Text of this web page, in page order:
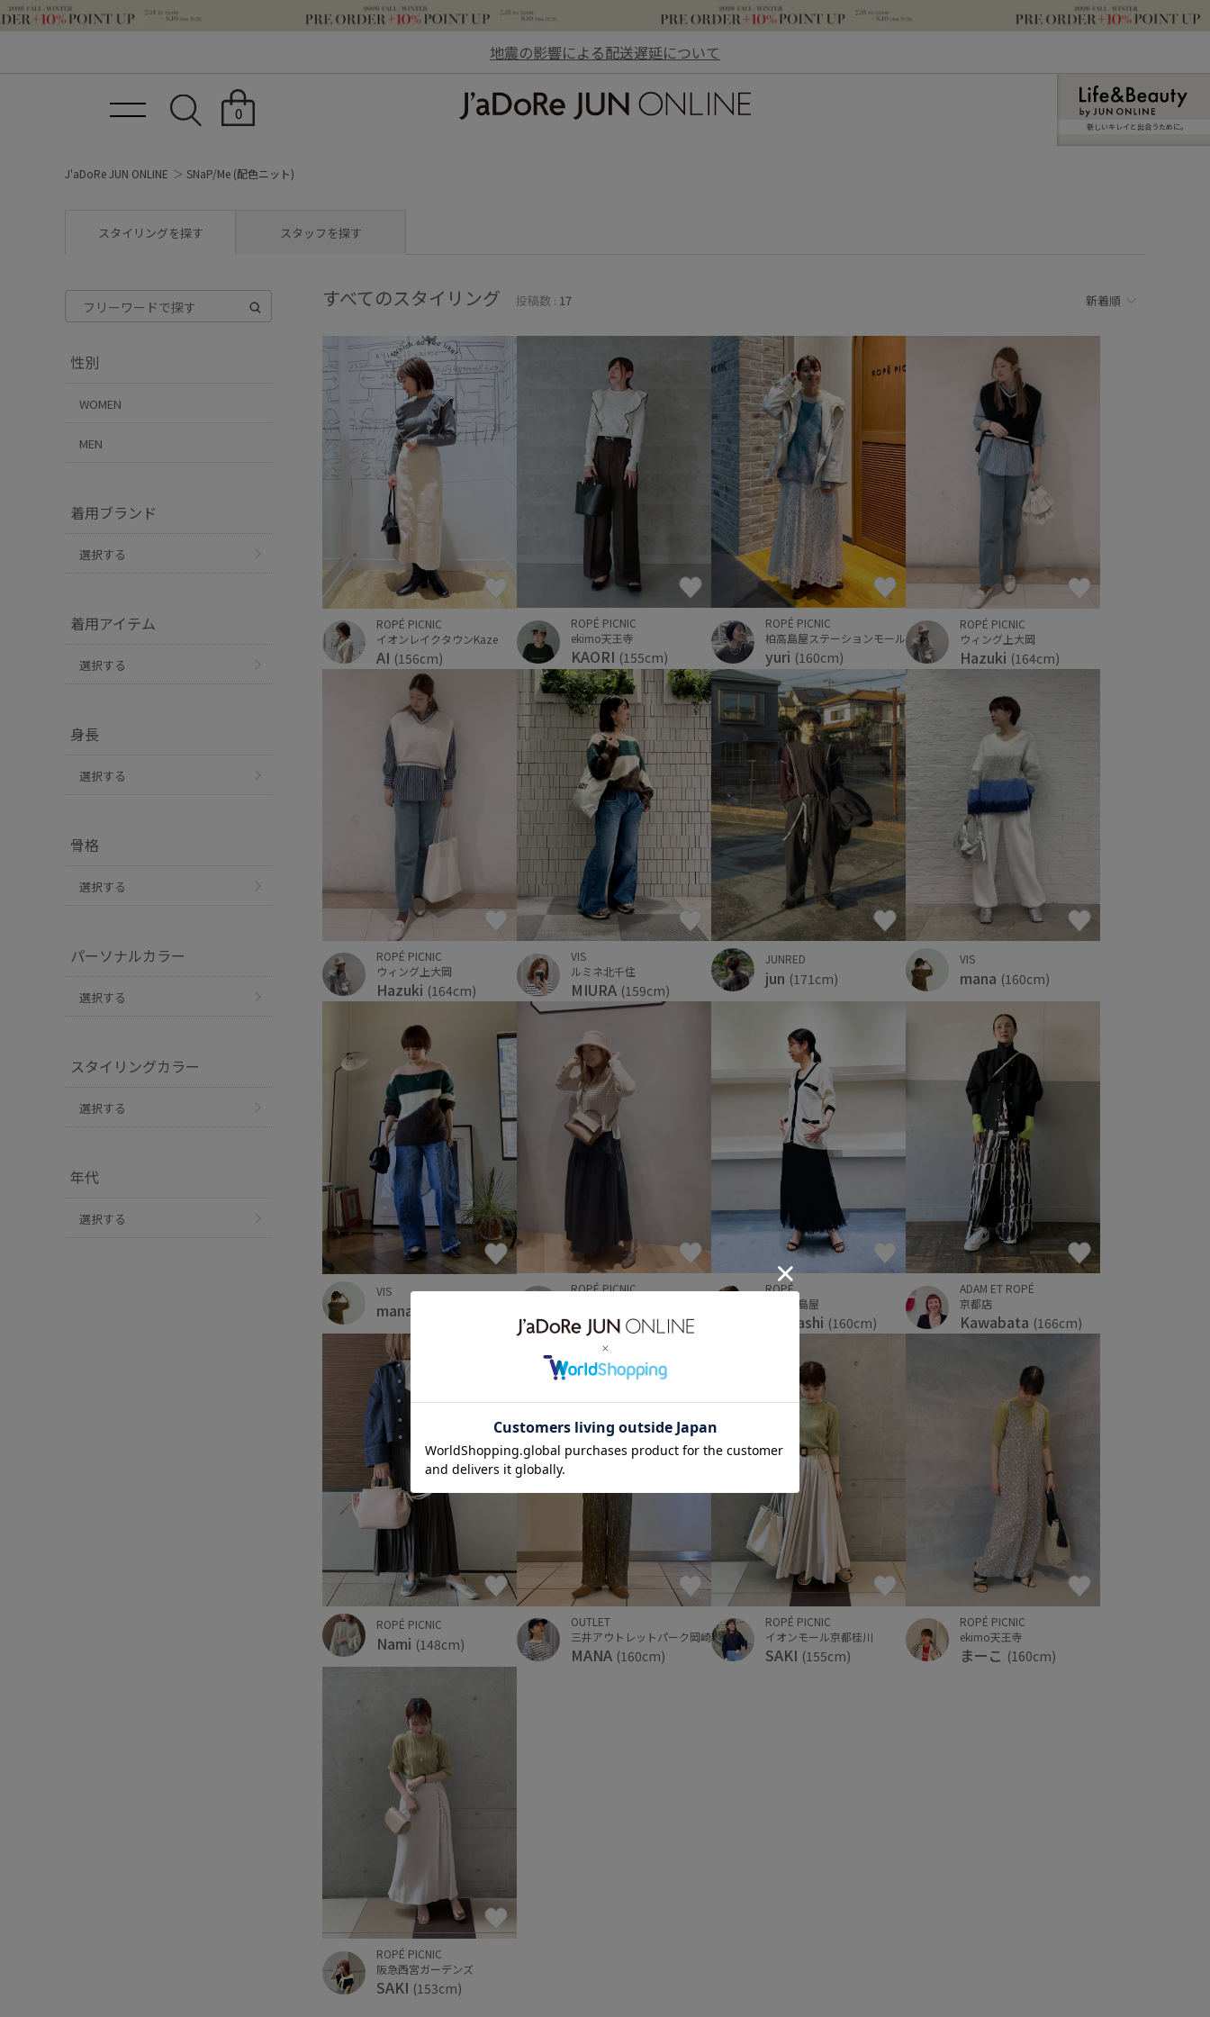
地震の影響による配送遅延について
0
新しいキレイと出合うために。
J'aDoRe JUN ONLINE SNaP/Me (配色ニット)
スタイリングを探す スタッフを探す
性別
WOMEN
MEN
着用ブランド
選択する
着用アイテム
選択する
身長
選択する
骨格
選択する
パーソナルカラー
選択する
スタイリングカラー
選択する
年代
選択する
すべてのスタイリング 投稿数 : 17 新着順
ROPÉ PICNIC
イオンレイクタウンKaze
AI (156cm)
ROPÉ PICNIC
ekimo天王寺
KAORI (155cm)
ROPÉ PICNIC
柏高島屋ステーションモール
yuri (160cm)
ROPÉ PICNIC
ウィング上大岡
Hazuki (164cm)
ROPÉ PICNIC
ウィング上大岡
Hazuki (164cm)
VIS
ルミネ北千住
MIURA (159cm)
JUNRED
jun (171cm)
VIS
mana (160cm)
VIS
mana
ROPÉ PICNIC
Hazuki (164cm)
ROPÉ
新宿高島屋
ishibashi (160cm)
ADAM ET ROPÉ
京都店
Kawabata (166cm)
ROPÉ PICNIC
Nami (148cm)
OUTLET
三井アウトレットパーク岡崎
MANA (160cm)
ROPÉ PICNIC
イオンモール京都桂川
SAKI (155cm)
ROPÉ PICNIC
ekimo天王寺
まーこ (160cm)
ROPÉ PICNIC
阪急西宮ガーデンズ
SAKI (153cm)